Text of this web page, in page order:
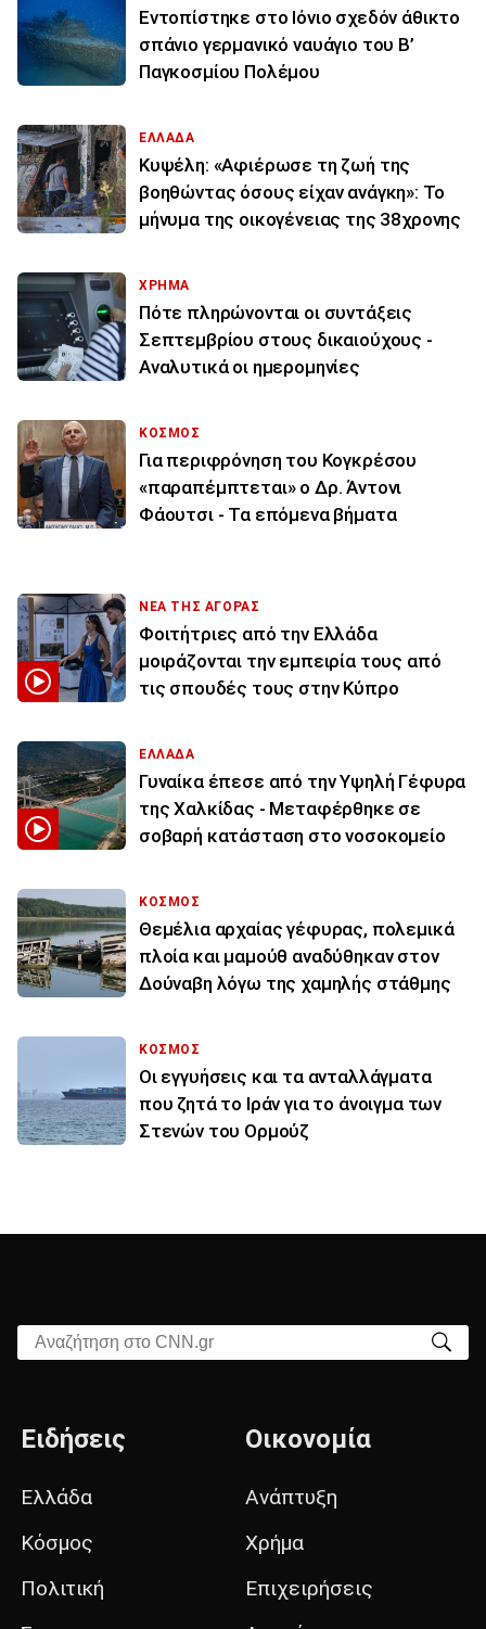
Εντοπίστηκε στο Ιόνιο σχεδόν άθικτο
σπάνιο γερμανικό ναυάγιο του Β’
Παγκοσμίου Πολέμου
ΕΛΛΑΔΑ
Κυψέλη: «Αφιέρωσε τη ζωή της
βοηθώντας όσους είχαν ανάγκη»: Το
μήνυμα της οικογένειας της 38χρονης
ΧΡΗΜΑ
Πότε πληρώνονται οι συντάξεις
Σεπτεμβρίου στους δικαιούχους -
Αναλυτικά οι ημερομηνίες
ΚΟΣΜΟΣ
Για περιφρόνηση του Κογκρέσου
«παραπέμπτεται» ο Δρ. Άντονι
Φάουτσι - Τα επόμενα βήματα
ΝΕΑ ΤΗΣ ΑΓΟΡΑΣ
Φοιτήτριες από την Ελλάδα
μοιράζονται την εμπειρία τους από
τις σπουδές τους στην Κύπρο
ΕΛΛΑΔΑ
Γυναίκα έπεσε από την Υψηλή Γέφυρα
της Χαλκίδας - Μεταφέρθηκε σε
σοβαρή κατάσταση στο νοσοκομείο
ΚΟΣΜΟΣ
Θεμέλια αρχαίας γέφυρας, πολεμικά
πλοία και μαμούθ αναδύθηκαν στον
Δούναβη λόγω της χαμηλής στάθμης
ΚΟΣΜΟΣ
Οι εγγυήσεις και τα ανταλλάγματα
που ζητά το Ιράν για το άνοιγμα των
Στενών του Ορμούζ
Αναζήτηση στο CNN.gr
Ειδήσεις
Ελλάδα
Κόσμος
Πολιτική
Οικονομία
Ανάπτυξη
Χρήμα
Επιχειρήσεις